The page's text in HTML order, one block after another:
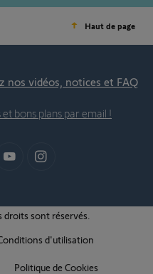
Haut de page
nos vidéos, notices et FAQ
bons plans par email !
sont réservés.
d'utilisation
Politique de Cookies